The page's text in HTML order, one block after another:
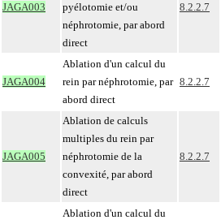
JAGA003
pyélotomie et/ou
néphrotomie, par abord
direct
8.2.2.7
JAGA004
Ablation d'un calcul du
rein par néphrotomie, par
abord direct
8.2.2.7
JAGA005
Ablation de calculs
multiples du rein par
néphrotomie de la
convexité, par abord
direct
8.2.2.7
Ablation d'un calcul du